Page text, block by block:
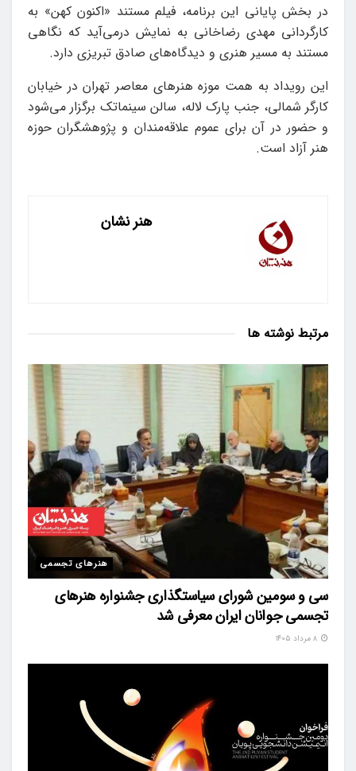
در بخش پایانی این برنامه، فیلم مستند «اکنون کهن» به
کارگردانی مهدی رضاخانی به نمایش درمی‌آید که نگاهی
مستند به مسیر هنری و دیدگاه‌های صادق تبریزی دارد.
این رویداد به همت موزه هنرهای معاصر تهران در خیابان
کارگر شمالی، جنب پارک لاله، سالن سینماتک برگزار می‌شود
و حضور در آن برای عموم علاقه‌مندان و پژوهشگران حوزه
هنر آزاد است.
هنر نشان
مرتبط نوشته ها
هنرهای تجسمی
سی و سومین شورای سیاستگذاری جشنواره هنرهای
تجسمی جوانان ایران معرفی شد